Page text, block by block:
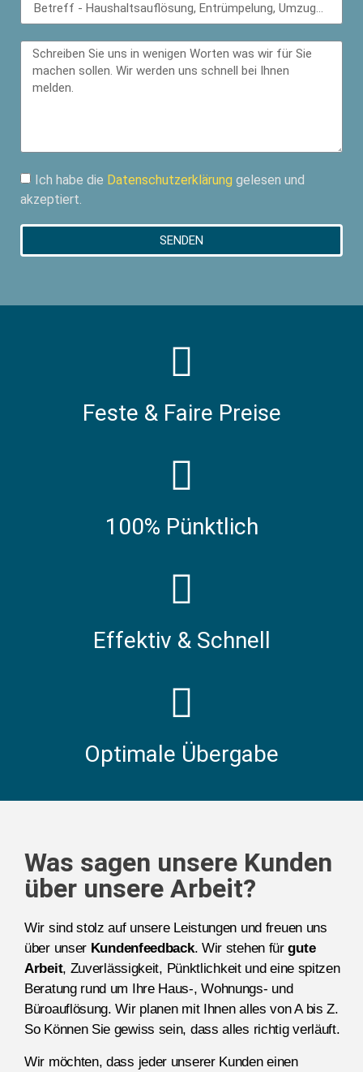
Ich habe die Datenschutzerklärung gelesen und
akzeptiert.
SENDEN
Feste & Faire Preise
100% Pünktlich
Effektiv & Schnell
Optimale Übergabe
Was sagen unsere Kunden
über unsere Arbeit?
Wir sind stolz auf unsere Leistungen und freuen uns
über unser Kundenfeedback. Wir stehen fürgute
Arbeit, Zuverlässigkeit, Pünktlichkeit und eine spitzen
Beratung rund um Ihre Haus-, Wohnungs- und
Büroauflösung. Wir planen mit Ihnen alles von A bis Z.
So Können Sie gewiss sein, dass alles richtig verläuft.
Wir möchten, dass jeder unserer Kunden einen